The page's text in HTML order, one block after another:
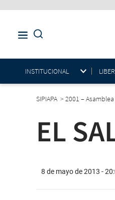
INSTITUCIONAL
SIPIAPA >2001 –
EL
8 de mayo de 2013 -